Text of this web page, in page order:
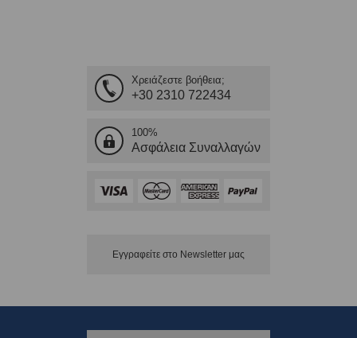
Χρειάζεστε βοήθεια;
+30 2310 722434
100%
Ασφάλεια Συναλλαγών
Εγγραφείτε στο Νewsletter μας